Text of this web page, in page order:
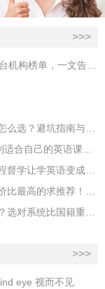
>>>
【16万人的经验贴】2022全球十大英语培训平台机构榜单，一文告诉你
实测厦门机构后讲讲：2026年英语口语培训班怎么选？避坑指南与高效学习新范式
【上海成人英语机构选择指南】职场人如何找到适合自己的英语课程？
【2026英语怎么学？】不用靠意志力硬撑，全程督学让学英语变成日常习惯
【吐血整理】2026年在线外教一对一平台，性价比最高的求推荐！哪家效果好？
2026重庆成人英语外教避坑指南：菲教真不行？选对系统比国籍重要100倍！
>>>
eye 视而不见